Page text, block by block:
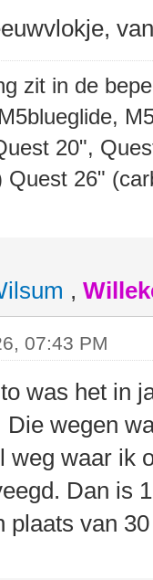
zit in de
20",
Quest 26"
,
07:43 PM
was het in
Die wegen
weg waar ik
Dan is
plaats van